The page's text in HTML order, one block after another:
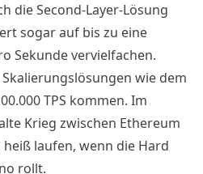
die Second-Layer-Lösung
sogar auf bis zu eine
Sekunde vervielfachen.
wie dem
TPS kommen. Im
Krieg zwischen Ethereum
laufen, wenn die Hard
rollt.